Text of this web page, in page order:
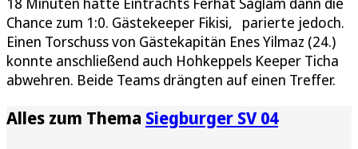
Chance zum 1:0. Gästekeeper Fikisi, parierte jedoch.
Einen Torschuss von Gästekapitän Enes Yilmaz (24.)
konnte anschließend auch Hohkeppels Keeper Ticha
abwehren. Beide Teams drängten auf einen Treffer.
Alles zum Thema Siegburger SV 04